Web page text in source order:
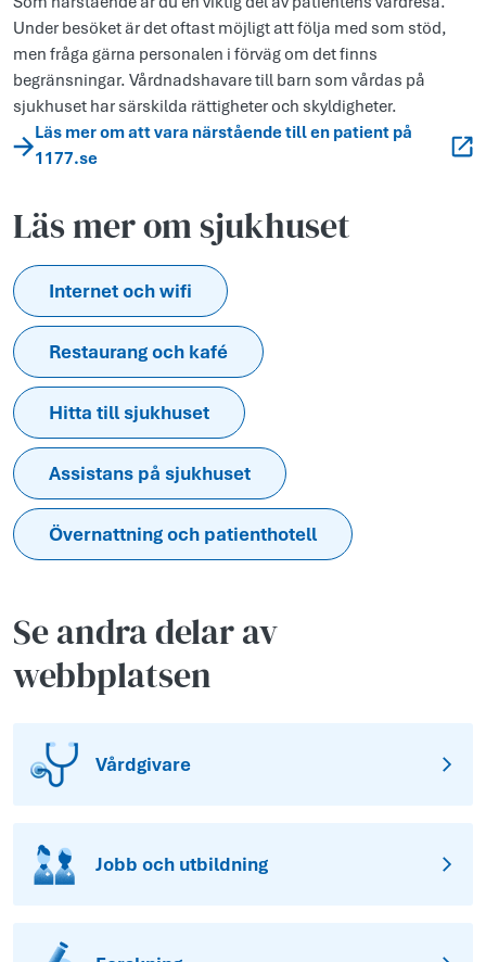
Under besöket är det oftast möjligt att följa med som stöd,
men fråga gärna personalen i förväg om det finns
begränsningar. Vårdnadshavare till barn som vårdas på
sjukhuset har särskilda rättigheter och skyldigheter.
Läs mer om att vara närstående till en patient på
1177.se
Läs mer om sjukhuset
Internet och wifi
Restaurang och kafé
Hitta till sjukhuset
Assistans på sjukhuset
Övernattning och patienthotell
Se andra delar av
webbplatsen
Vårdgivare
Jobb och utbildning